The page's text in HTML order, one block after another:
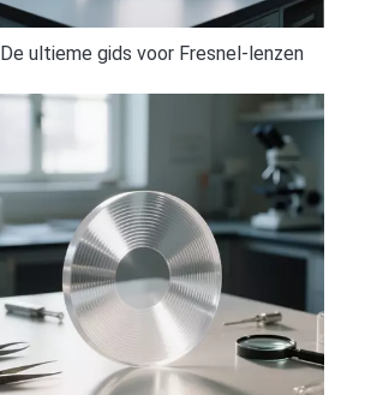
De ultieme gids voor Fresnel-lenzen